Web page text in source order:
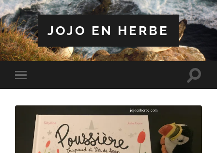
JOJO EN HERBE
Toggle
mobile
Toggle